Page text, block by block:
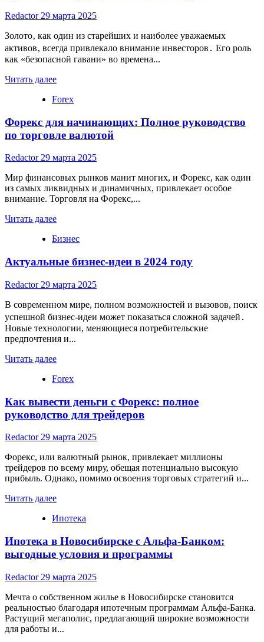
для
ипотеки:
ключевые
факторы
Redactor 29 марта 2025
Золото‚ как один из старейших и наиболее уважаемых
активов‚ всегда привлекало внимание инвесторов․ Его роль
как «безопасной гавани» во времена...
Читать далееRead
about
о
Будущем
Золота
Форекс
Forex
Форекс для начинающих: Полное руководство
по торговле валютой
Redactor29 марта 2025
Мир финансовых рынков манит многих, и Форекс, как один
из самых ликвидных и динамичных, привлекает особое
внимание. Торговля на Форекс,...
Читать далееRead
about
для
Полное
руководство
по
торговле
валютой
Бизнес
Актуальные бизнес-идеи в 2024 году
Redactor 29 марта 2025
В современном мире, полном возможностей и вызовов, поиск
успешной бизнес-идеи может показаться сложной задачей․
Новые технологии, меняющиеся потребительские
предпочтения и...
Читать далееRead
about
бизнес-
идеи
в
году
Forex
Как вывести деньги с Форекс: полное
руководство для трейдеров
Redactor 29 марта 2025
Форекс, или валютный рынок, привлекает миллионы
трейдеров по всему миру, обещая потенциально высокую
прибыль. Однако, помимо освоения торговых стратегий и...
Читать далееRead
about
вывести
деньги
с
Форекс:
полное
для
трейдеров
Ипотека
Ипотека в Новосибирске с Альфа-Банком:
выгодные условия и программы
Redactor 29 марта 2025
Мечта о собственном жилье в Новосибирске становится
реальностью благодаря ипотечным программам Альфа-Банка.
Растущий мегаполис, предлагающий широкие возможности
для работы и...